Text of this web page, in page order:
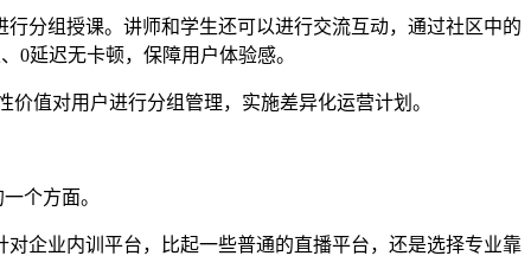
分组授课。讲师和学生还可以进行交流互动，通过社区中的
0延迟无卡顿，保障用户体验感。
价值对用户进行分组管理，实施差异化运营计划。
个方面。
对企业内训平台，比起一些普通的直播平台，还是选择专业靠